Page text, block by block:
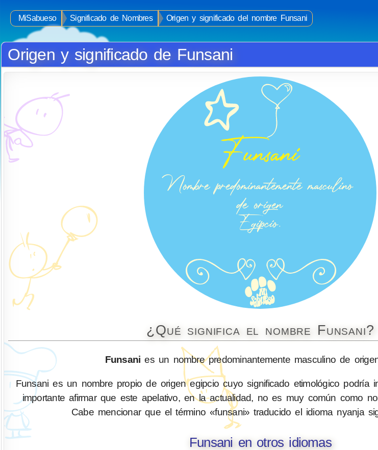
MiSabueso Significado de Nombres
Origen y significado del nombre Funsani
Origen y significado de Funsani
¿Qué significa el nombre Funsani?
Funsani es un nombre predominantemente masculino de
Funsani es un nombre propio de origen egipcio cuyo significado etimológico podría
importante afirmar que este apelativo, en la actualidad, no es muy común como
Cabe mencionar que el término «funsani» traducido el idioma nyanja
Funsani en otros idiomas